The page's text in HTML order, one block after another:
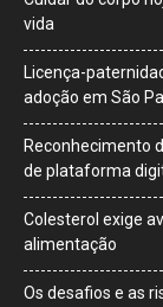
vida
Licença-
adoção em São
Reconhecimento
de plataforma
Colesterol exige
alimentação
Os desafios e as